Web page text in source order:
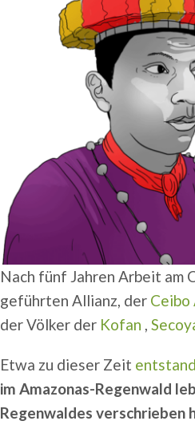
Nach fünf Jahren Arbeit am
geführten Allianz, der Ceibo
der Völker der Kofan ,
Etwa zu dieser Zeit
im Amazonas-Regenwald
Regenwaldes verschrieben